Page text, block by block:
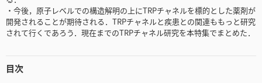
・今後，原子レベルでの構造解明の上にTRPチャネルを標的とした薬剤が
開発されることが期待される．TRPチャネルと疾患との関連ももっと研究
されて行くであろう．現在までのTRPチャネル研究を本特集でまとめた．
目次